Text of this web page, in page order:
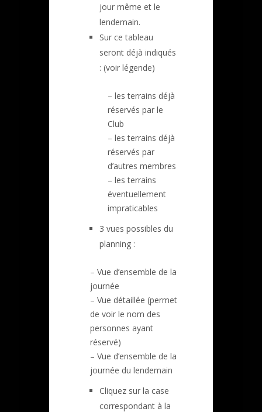
jour même et le
lendemain.
Sur ce tableau
seront déjà indiqués
: (voir légende)
– les terrains déjà
réservés par le
Club
– les terrains déjà
réservés par
d’autres membres
– les terrains
éventuellement
impraticables
3 vues possibles du
planning :
– Vue d’ensemble de la
journée
– Vue détaillée (permet
de voir le nom des
personnes ayant
réservé)
– Vue d’ensemble de la
journée du lendemain
Cliquez sur la case
correspondant à la